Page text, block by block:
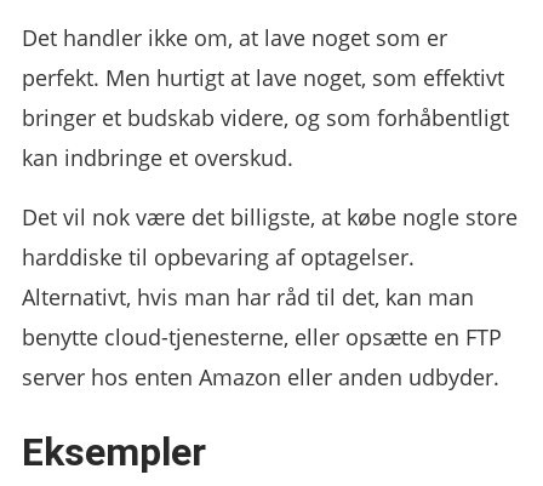
Det handler ikke om, at lave noget som er
perfekt. Men hurtigt at lave noget, som effektivt
bringer et budskab videre, og som forhåbentligt
kan indbringe et overskud.
Det vil nok være det billigste, at købe nogle store
harddiske til opbevaring af optagelser.
Alternativt, hvis man har råd til det, kan man
benytte cloud-tjenesterne, eller opsætte en FTP
server hos enten Amazon eller anden udbyder.
Eksempler